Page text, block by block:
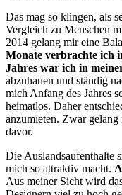
Das mag so klingen, als
Vergleich zu Menschen
2014 gelang mir eine
Monate verbrachte ich
Jahres war ich in
abzuhauen und ständig
mich Anfang des Jahres
heimatlos. Daher
anzumieten. Zwar
davor.
Die Auslandsaufenthalte
mich so attraktiv macht.
Aus meiner Sicht wird